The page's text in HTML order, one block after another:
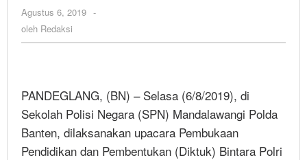
2019
Agustus 6, 2019 oleh
-
oleh Redaksi
PANDEGLANG, (BN) – Selasa (6/8/2019), di
Sekolah Polisi Negara (SPN) Mandalawangi Polda
Banten, dilaksanakan upacara Pembukaan
Pendidikan dan Pembentukan (Diktuk) Bintara Polri